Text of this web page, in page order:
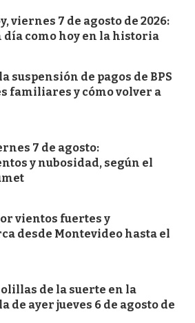
viernes 7 de agosto de 2026:
día como hoy en la historia
suspensión de pagos de BPS
familiares y cómo volver a
7 de agosto:
y nubosidad, según el
vientos fuertes y
desde Montevideo hasta el
de la suerte en la
de ayer jueves 6 de agosto de